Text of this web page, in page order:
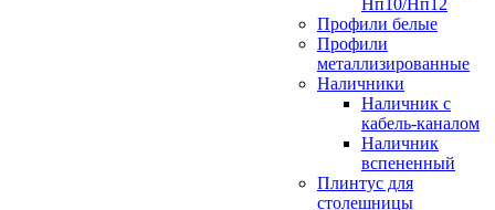
Нп10/Нп12
Профили белые
Профили
металлизированные
Наличники
Наличник с
кабель-каналом
Наличник
вспененный
Плинтус для
столешницы